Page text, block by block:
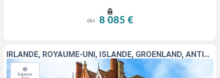
dès 8 085 €
IRLANDE, ROYAUME-UNI, ISLANDE, GRÖENLAND, ANTIGUA-ET-BARBUDA, MARTINIQUE, CANADA